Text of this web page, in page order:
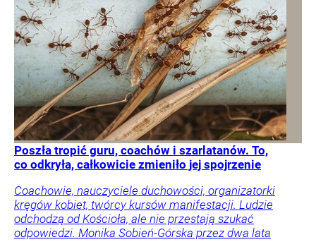
Poszła tropić guru, coachów i szarlatanów. To,
co odkryła, całkowicie zmieniło jej spojrzenie
Coachowie, nauczyciele duchowości, organizatorki
kręgów kobiet, twórcy kursów manifestacji. Ludzie
odchodzą od Kościoła, ale nie przestają szukać
odpowiedzi. Monika Sobień-Górska przez dwa lata